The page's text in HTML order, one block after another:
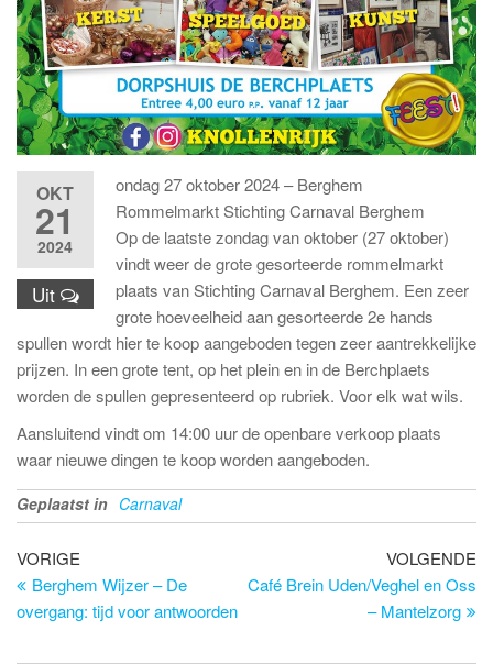
OKT
21
2024
Uit
ondag 27 oktober 2024 – Berghem
Rommelmarkt Stichting Carnaval Berghem
Op de laatste zondag van oktober (27 oktober)
vindt weer de grote gesorteerde rommelmarkt
plaats van Stichting Carnaval Berghem. Een zeer
grote hoeveelheid aan gesorteerde 2e hands
spullen wordt hier te koop aangeboden tegen zeer aantrekkelijke
prijzen. In een grote tent, op het plein en in de Berchplaets
worden de spullen gepresenteerd op rubriek. Voor elk wat wils.
Aansluitend vindt om 14:00 uur de openbare verkoop plaats
waar nieuwe dingen te koop worden aangeboden.
Geplaatst in Carnaval
Bericht
navigatie
Vorig
bericht
VORIGE
Berghem Wijzer – De
overgang: tijd voor antwoorden
VOLGENDE
Café Brein Uden/Veghel en Oss
– Mantelzorg